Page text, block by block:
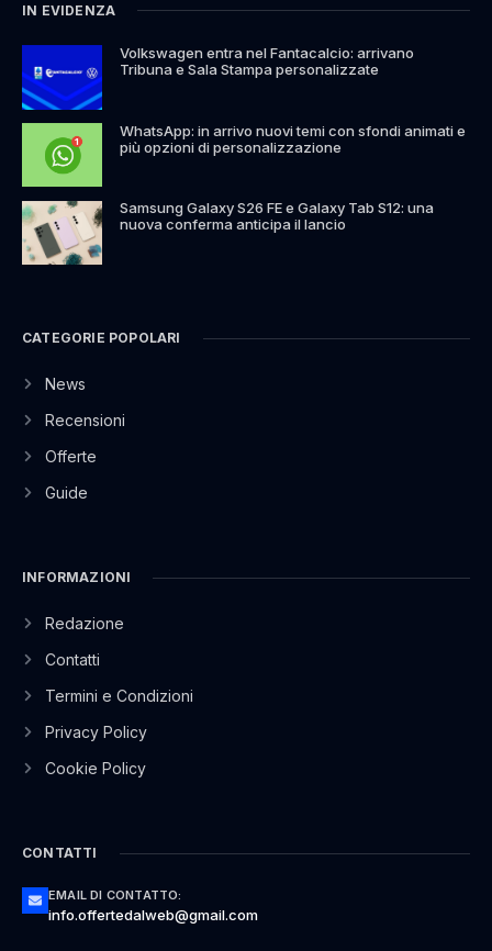
IN EVIDENZA
Volkswagen entra nel Fantacalcio: arrivano
Tribuna e Sala Stampa personalizzate
WhatsApp: in arrivo nuovi temi con sfondi animati e
più opzioni di personalizzazione
Samsung Galaxy S26 FE e Galaxy Tab S12: una
nuova conferma anticipa il lancio
CATEGORIE POPOLARI
News
Recensioni
Offerte
Guide
INFORMAZIONI
Redazione
Contatti
Termini e Condizioni
Privacy Policy
Cookie Policy
CONTATTI
EMAIL DI CONTATTO:
info.offertedalweb@gmail.com